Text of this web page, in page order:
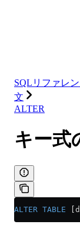
SQLリファレ
文
ALTER
キー式
ALTER TABLE